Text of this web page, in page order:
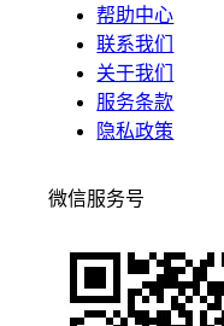
帮助中心
联系我们
关于我们
服务条款
隐私政策
微信服务号